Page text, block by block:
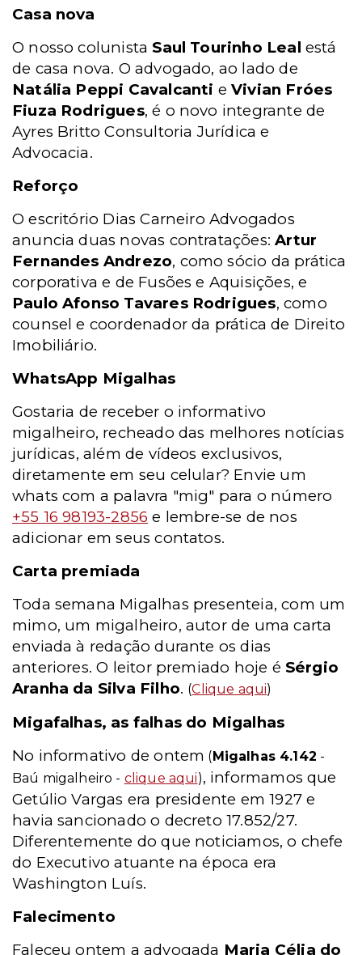
Casa nova
O nosso colunistaSaul Tourinho Leal está
de casa nova. O advogado, ao lado de
Natália Peppi Cavalcanti eVivian Fróes
Fiuza Rodrigues, é o novo integrante de
Ayres Britto Consultoria Jurídica e
Advocacia.
Reforço
O escritório Dias Carneiro Advogados
anuncia duas novas contratações:Artur
Fernandes Andrezo, como sócio da prática
corporativa e de Fusões e Aquisições, e
Paulo Afonso Tavares Rodrigues, como
counsel e coordenador da prática de Direito
Imobiliário.
WhatsApp Migalhas
Gostaria de receber o informativo
migalheiro, recheado das melhores notícias
jurídicas, além de vídeos exclusivos,
diretamente em seu celular? Envie um
whats com a palavra "mig" para o número
+55 16 98193-2856 e lembre-se de nos
adicionar em seus contatos.
Carta premiada
Toda semana Migalhas presenteia, com um
mimo, um migalheiro, autor de uma carta
enviada à redação durante os dias
anteriores. O leitor premiado hoje é Sérgio
Aranha da Silva Filho. (Clique aqui)
Migafalhas, as falhas do Migalhas
No informativo de ontem (Migalhas 4.142 -
Baú migalheiro - clique aqui), informamos que
Getúlio Vargas era presidente em 1927 e
havia sancionado o decreto 17.852/27.
Diferentemente do que noticiamos, o chefe
do Executivo atuante na época era
Washington Luís.
Falecimento
Faleceu ontem a advogada Maria Célia do